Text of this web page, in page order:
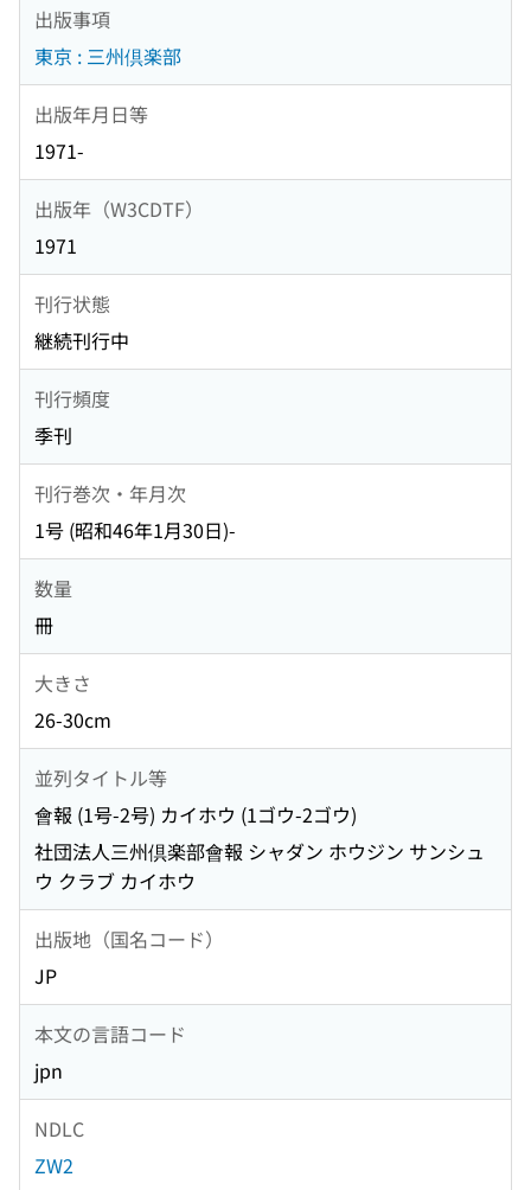
出版事項
東京 : 三州倶楽部
出版年月日等
1971-
出版年（W3CDTF）
1971
刊行状態
継続刊行中
刊行頻度
季刊
刊行巻次・年月次
1号 (昭和46年1月30日)-
数量
冊
大きさ
26-30cm
並列タイトル等
會報 (1号-2号) カイホウ (1ゴウ-2ゴウ)
社団法人三州倶楽部會報 シャダン ホウジン サンシュ
ウ クラブ カイホウ
出版地（国名コード）
JP
本文の言語コード
jpn
NDLC
ZW2